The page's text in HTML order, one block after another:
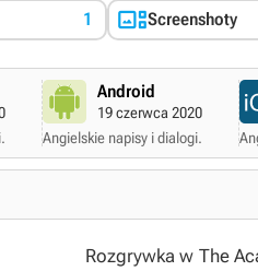
1 Screenshoty
Android
19 czerwca 2020
Angielskie napisy i dialogi.
Rozgrywka w The